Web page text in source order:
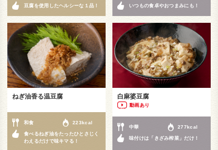
豆腐を使用したヘルシーな１品！ いつもの食卓やおつまみにも！
ねぎ油香る温豆腐
和食 223kcal
食べるねぎ油をたったひとさじく
わえるだけで味キマる！
白麻婆豆腐
動画あり
中華 277kcal
味付けは「きざみ榨菜」だけ！